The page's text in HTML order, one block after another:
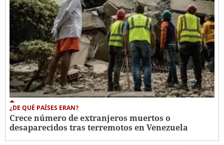
¿DE QUÉ PAÍSES ERAN?
Crece número de extranjeros muertos o
desaparecidos tras terremotos en Venezuela